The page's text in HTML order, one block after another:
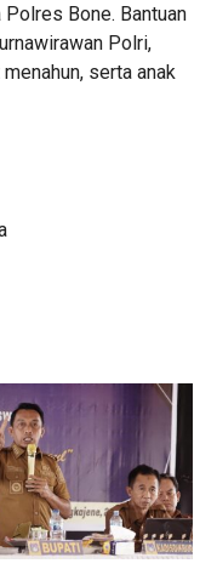
Bone. Bantuan
Polri,
serta anak